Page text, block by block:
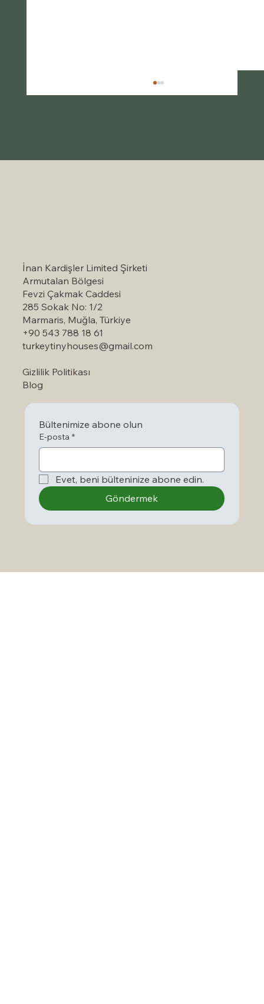
İnan Kardişler Limited Şirketi
Armutalan Bölgesi
Fevzi Çakmak Caddesi
285 Sokak No: 1/2
Marmaris, Muğla, Türkiye
+90 543 788 18 61
turkeytinyhouses@gmail.com
Gizlilik Politikası
Blog
Bültenimize abone olun
E-posta *
Evet, beni bülteninize abone edin.
Göndermek